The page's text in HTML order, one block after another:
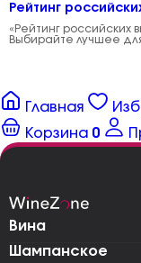
Рейтинг
«Рейтинг российских
Выбирайте лучшее
Главная
Корзина 0
Вина
Шампанское